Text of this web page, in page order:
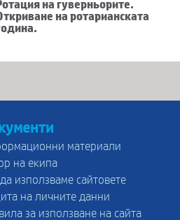
на гуверньорите.
на ротарианската
материали
на екипа
използваме сайтовете
на личните данни
за използване на сайта